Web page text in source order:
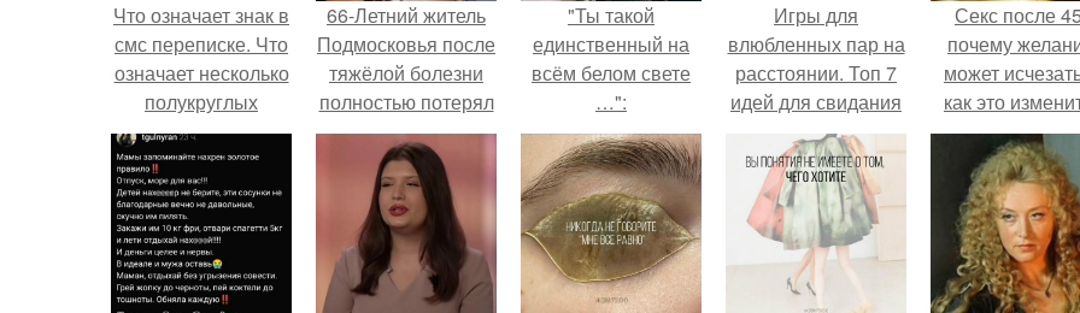
Что означает знак в
смс переписке. Что
означает несколько
полукруглых
скобочек в конце
предложения?
66-Летний житель
Подмосковья после
тяжёлой болезни
полностью потерял
потенцию, но
решил
восстановить
интимную жизнь с
молодой супругой,
пишут СМИ.
"Ты такой
единственный на
всём белом свете
…":
Игры для
влюбленных пар на
расстоянии. Топ 7
идей для свидания
на расстоянии
Секс после
почему
может
как это